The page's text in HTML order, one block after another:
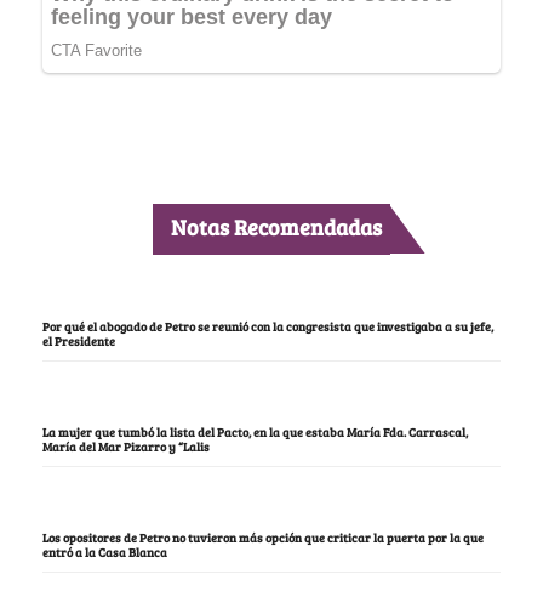
Notas Recomendadas
Por qué el abogado de Petro se reunió con la congresista que investigaba a su jefe,
el Presidente
La mujer que tumbó la lista del Pacto, en la que estaba María Fda. Carrascal,
María del Mar Pizarro y “Lalis
Los opositores de Petro no tuvieron más opción que criticar la puerta por la que
entró a la Casa Blanca